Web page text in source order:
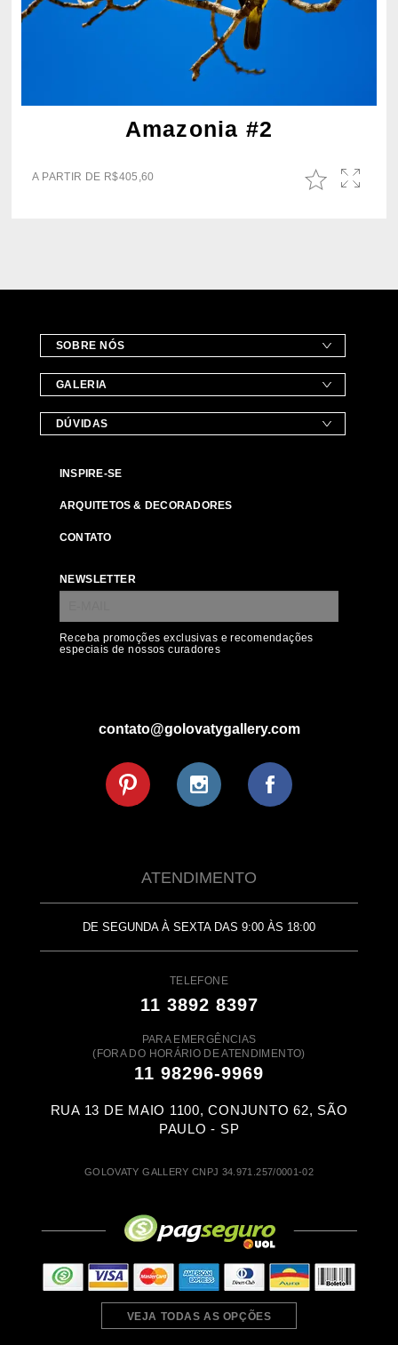
Amazonia #2
A PARTIR DE R$405,60
SOBRE NÓS
GALERIA
DÚVIDAS
INSPIRE-SE
ARQUITETOS & DECORADORES
CONTATO
NEWSLETTER
Receba promoções exclusivas e recomendações
especiais de nossos curadores
contato@golovatygallery.com
ATENDIMENTO
DE SEGUNDA À SEXTA DAS 9:00 ÀS 18:00
TELEFONE
11 3892 8397
PARA EMERGÊNCIAS
(FORA DO HORÁRIO DE ATENDIMENTO)
11 98296-9969
RUA 13 DE MAIO 1100, CONJUNTO 62, SÃO
PAULO - SP
GOLOVATY GALLERY CNPJ 34.971.257/0001-02
VEJA TODAS AS OPÇÕES